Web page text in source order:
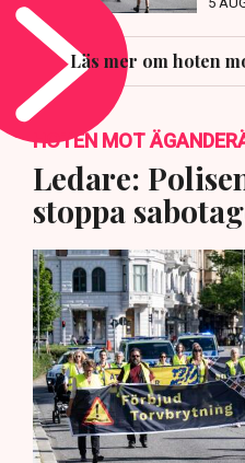
Läs mer om hoten
HOTEN MOT
Ledare:
stoppa